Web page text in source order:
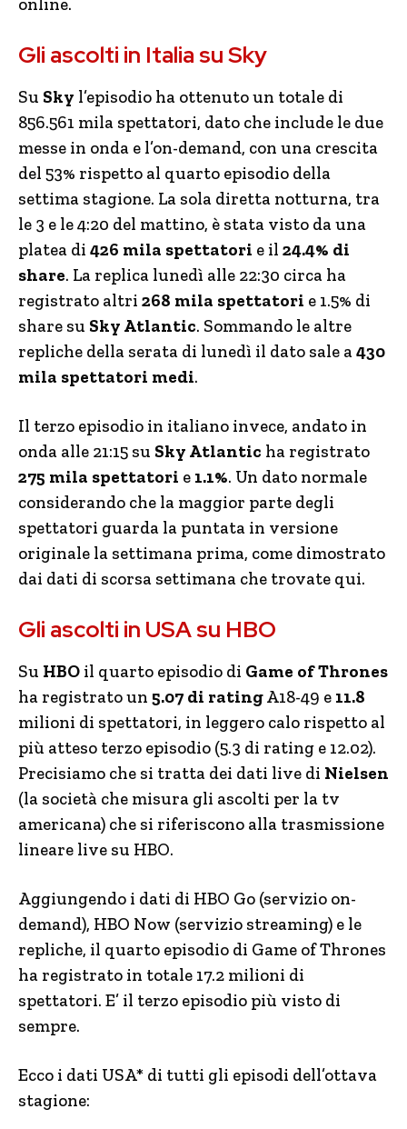
Gli ascolti in Italia su Sky
Su Sky l’episodio ha ottenuto un totale di
856.561 mila spettatori, dato che include le due
messe in onda e l’on-demand, con una crescita
del 53% rispetto al quarto episodio della
settima stagione. La sola diretta notturna, tra
le 3 e le 4:20 del mattino, è stata visto da una
platea di 426 mila spettatori e il 24.4% di
share. La replica lunedì alle 22:30 circa ha
registrato altri 268 mila spettatori e 1.5% di
share su Sky Atlantic. Sommando le altre
repliche della serata di lunedì il dato sale a430
mila spettatori medi.
Il terzo episodio in italiano invece, andato in
onda alle 21:15 su Sky Atlantic ha registrato
275 mila spettatori e 1.1%. Un dato normale
considerando che la maggior parte degli
spettatori guarda la puntata in versione
originale la settimana prima, come dimostrato
dai dati di scorsa settimana che trovate qui.
Gli ascolti in USA su HBO
Su HBO il quarto episodio di Game of Thrones
ha registrato un 5.07 di ratingA18-49 e 11.8
milioni di spettatori, in leggero calo rispetto al
più atteso terzo episodio (5.3 di rating e 12.02).
Precisiamo che si tratta dei dati live di Nielsen
(la società che misura gli ascolti per la tv
americana) che si riferiscono alla trasmissione
lineare live su HBO.
Aggiungendo i dati di HBO Go (servizio on-
demand), HBO Now (servizio streaming) e le
repliche, il quarto episodio di Game of Thrones
ha registrato in totale 17.2 milioni di
spettatori. E’ il terzo episodio più visto di
sempre.
Ecco i dati USA* di tutti gli episodi dell’ottava
stagione: